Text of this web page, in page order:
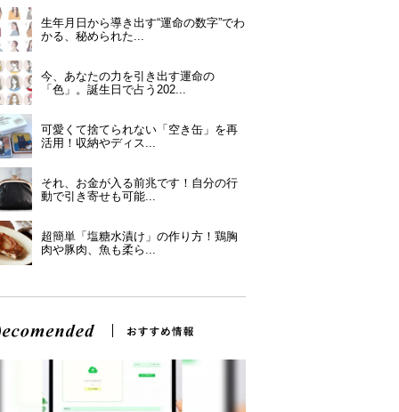
生年月日から導き出す“運命の数字”でわ
かる、秘められた...
今、あなたの力を引き出す運命の
「色」。誕生日で占う202...
可愛くて捨てられない「空き缶」を再
活用！収納やディス...
それ、お金が入る前兆です！自分の行
動で引き寄せも可能...
超簡単「塩糖水漬け」の作り方！鶏胸
肉や豚肉、魚も柔ら...